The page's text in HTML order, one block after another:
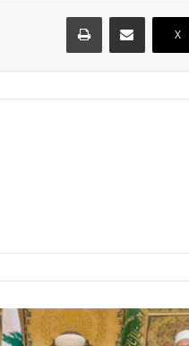
X
مشاركة عبر البريد طباعة